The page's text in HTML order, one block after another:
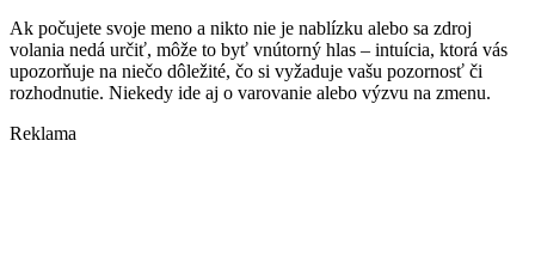
Ak počujete svoje meno a nikto nie je nablízku alebo sa zdroj
volania nedá určiť, môže to byť vnútorný hlas – intuícia, ktorá vás
upozorňuje na niečo dôležité, čo si vyžaduje vašu pozornosť či
rozhodnutie. Niekedy ide aj o varovanie alebo výzvu na zmenu.
Reklama